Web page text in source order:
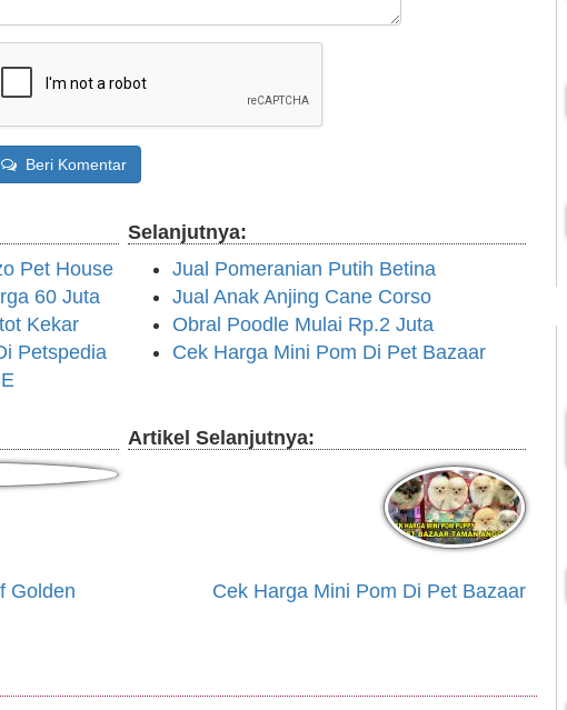
Beri Komentar
Pet House
60 Juta
Kekar
Petspedia
Selanjutnya:
Jual Pomeranian Putih Betina
Jual Anak Anjing Cane Corso
Obral Poodle Mulai Rp.2 Juta
Cek Harga Mini Pom Di Pet Bazaar
Golden
Artikel Selanjutnya:
Cek Harga Mini Pom Di Pet Bazaar